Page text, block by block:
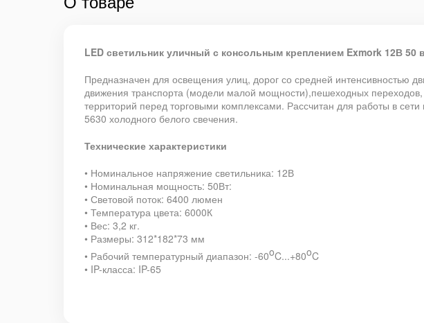
LED светильник уличный с консольным креплением Exmork 12В 50
Предназначен для освещения улиц, дорог со средней интенсивностью
движения транспорта (модели малой мощности),пешеходных
территорий перед торговыми комплексами. Рассчитан для работы в сети
5630 холодного белого свечения.
Технические характеристики
• Номинальное напряжение светильника: 12В
• Номинальная мощность: 50Вт:
• Световой поток: 6400 люмен
• Температура цвета: 6000К
• Вес: 3,2 кг.
• Размеры: 312*182*73 мм
• Рабочий температурный диапазон: -60oC...+80oC
• IP-класса: IP-65